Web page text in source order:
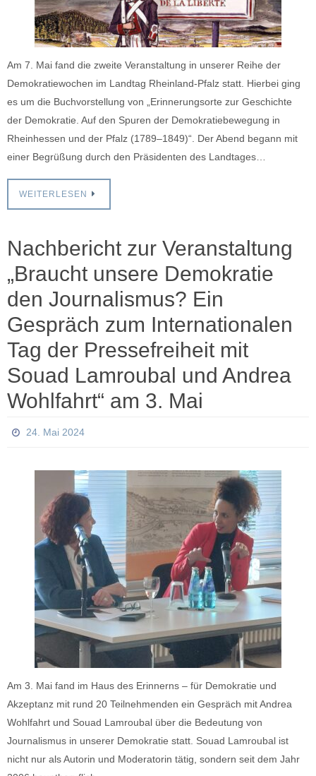
Am 7. Mai fand die zweite Veranstaltung in unserer Reihe der
Demokratiewochen im Landtag Rheinland-Pfalz statt. Hierbei ging
es um die Buchvorstellung von „Erinnerungsorte zur Geschichte
der Demokratie. Auf den Spuren der Demokratiebewegung in
Rheinhessen und der Pfalz (1789–1849)“. Der Abend begann mit
einer Begrüßung durch den Präsidenten des Landtages…
WEITERLESEN
Nachbericht zur Veranstaltung
„Braucht unsere Demokratie
den Journalismus? Ein
Gespräch zum Internationalen
Tag der Pressefreiheit mit
Souad Lamroubal und Andrea
Wohlfahrt“ am 3. Mai
24. Mai 2024
Am 3. Mai fand im Haus des Erinnerns – für Demokratie und
Akzeptanz mit rund 20 Teilnehmenden ein Gespräch mit Andrea
Wohlfahrt und Souad Lamroubal über die Bedeutung von
Journalismus in unserer Demokratie statt. Souad Lamroubal ist
nicht nur als Autorin und Moderatorin tätig, sondern seit dem Jahr